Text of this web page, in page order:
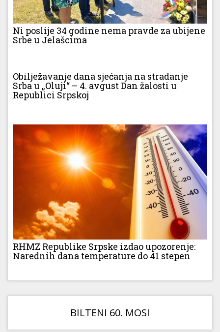
Ni poslije 34 godine nema pravde za ubijene
Srbe u Jelašcima
Obilježavanje dana sjećanja na stradanje
Srba u „Oluji“ – 4. avgust Dan žalosti u
Republici Srpskoj
RHMZ Republike Srpske izdao upozorenje:
Narednih dana temperature do 41 stepen
BILTENI 60. MOSI